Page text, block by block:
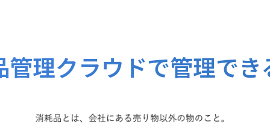
管理クラウドで管理でき